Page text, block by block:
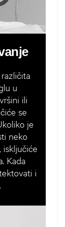
u
ili
se
je
neko
isključiće
Kada
i